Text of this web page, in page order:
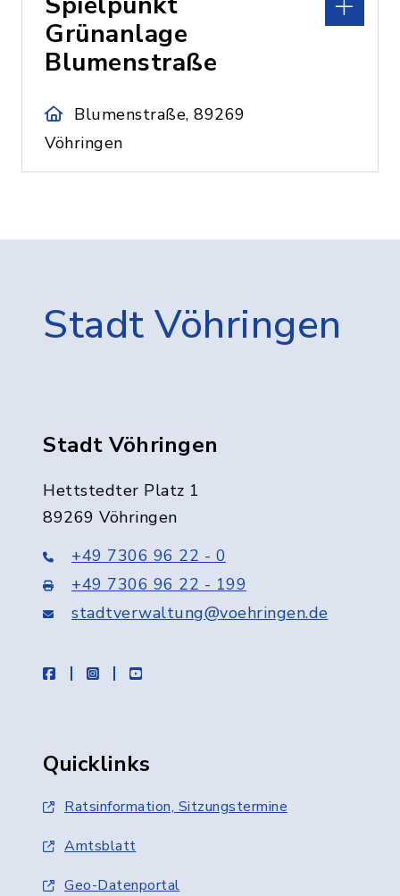
Grünanlage
Blumenstraße
Blumenstraße, 89269
Vöhringen
Stadt Vöhringen
Stadt Vöhringen
Hettstedter Platz 1
89269 Vöhringen
+49 7306 96 22 - 0
+49 7306 96 22 - 199
stadtverwaltung@voehringen.de
facebookinstagramyoutube
Quicklinks
Ratsinformation, Sitzungstermine
Amtsblatt
Geo-Datenportal